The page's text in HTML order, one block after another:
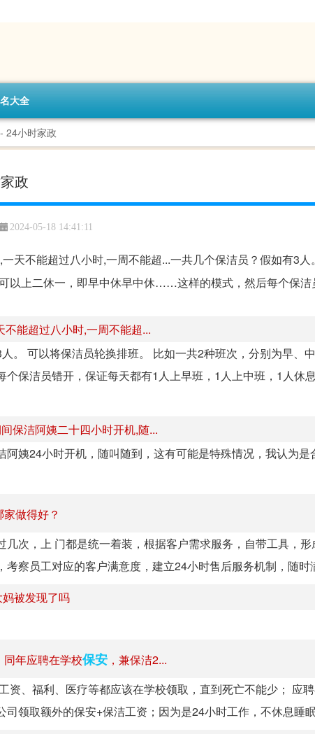
大全
24小时家政
政
2024-05-18 14:41:11
天不能超过八小时,一周不能超...一共几个保洁员？假如有3
以上二休一，即早中休早中休……这样的模式，然后每个保
能超过八小时,一周不能超...
。 可以将保洁员轮换排班。 比如一共2种班次，分别为早、
保洁员错开，保证每天都有1人上早班，1人上中班，1人休
保洁阿姨二十四小时开机,随...
阿姨24小时开机，随叫随到，这有可能是特殊情况，我认为
做得好？
几次，上 门都是统一着装，根据客户需求服务，自带工具，
考察员工对应的客户满意度，建立24小时售后服务机制，随
被发现了吗
年应聘在学校保安 ，兼保洁2...
资、福利、医疗等都应该在学校领取，直到死亡不能少； 应
司领取额外的保安+保洁工资；因为是24小时工作，不休息睡